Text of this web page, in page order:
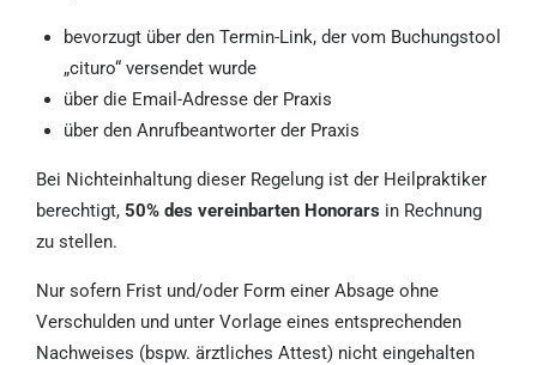
bevorzugt über den Termin-Link, der vom Buchungstool
„cituro“ versendet wurde
über die Email-Adresse der Praxis
über den Anrufbeantworter der Praxis
Bei Nichteinhaltung dieser Regelung ist der Heilpraktiker
berechtigt, 50% des vereinbarten Honorars in Rechnung
zu stellen.
Nur sofern Frist und/oder Form einer Absage ohne
Verschulden und unter Vorlage eines entsprechenden
Nachweises (bspw. ärztliches Attest) nicht eingehalten